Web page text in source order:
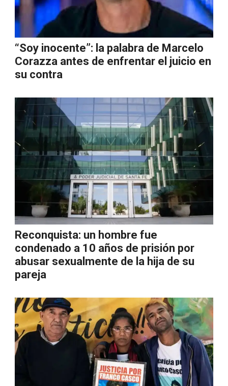
“Soy inocente”: la palabra de Marcelo
Corazza antes de enfrentar el juicio en
su contra
Reconquista: un hombre fue
condenado a 10 años de prisión por
abusar sexualmente de la hija de su
pareja